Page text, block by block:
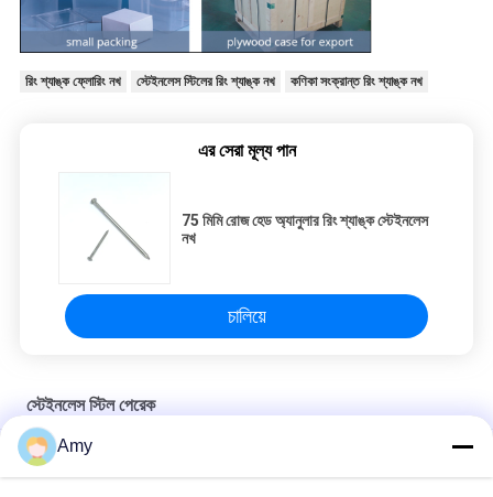
রিং শ্যাঙ্ক ফ্লোরিং নখ স্টেইনলেস স্টিলের রিং শ্যাঙ্ক নখ কণিকা সংক্রান্ত রিং শ্যাঙ্ক নখ
এর সেরা মূল্য পান
75 মিমি রোজ হেড অ্যানুলার রিং শ্যাঙ্ক স্টেইনলেস
নখ
চালিয়ে
স্টেইনলেস স্টিল পেরেক
এ 2 রিং শ্যাঙ্ক স্টেইনলেস স্টিল নখ চেকার্ড ফ্ল্যাট হেড পেরেক 50 এমএম এক্স 2.8
Amy